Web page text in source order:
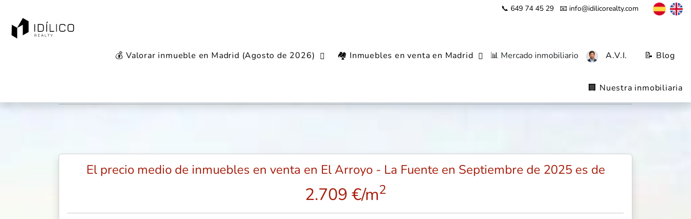
📞 649 74 45 29 📧 info@idilicorealty.com
💰 Valorar inmueble en Madrid (Agosto de 2026) 🏘️ Inmuebles en venta en Madrid 📊 Mercado inmobiliario A.V.I. 📝 Blog
🏢 Nuestra inmobiliaria
Mercado inmobiliario en El Arroyo - La Fuente, Fuenlabrada
El precio medio de inmuebles en venta en El Arroyo - La Fuente en Septiembre de 2025 es de
2.709 €/m2